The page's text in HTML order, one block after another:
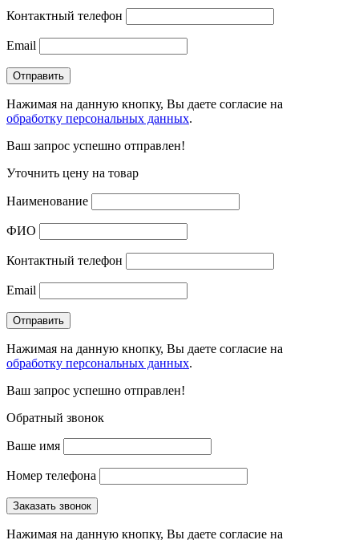
Контактный телефон
Email
Нажимая на данную кнопку, Вы даете согласие на
обработку персональных данных.
Ваш запрос успешно отправлен!
Уточнить цену на товар
Наименование
ФИО
Контактный телефон
Email
Нажимая на данную кнопку, Вы даете согласие на
обработку персональных данных.
Ваш запрос успешно отправлен!
Обратный звонок
Ваше имя
Номер телефона
Нажимая на данную кнопку, Вы даете согласие на